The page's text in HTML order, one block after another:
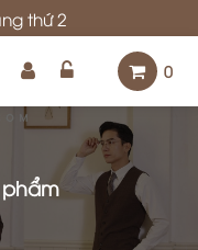
thứ 2
0